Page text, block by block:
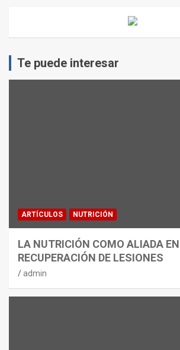
Te puede interesar
ARTÍCULOS NUTRICIÓN
LA NUTRICIÓN COMO ALIADA
RECUPERACIÓN DE LESIONES
admin